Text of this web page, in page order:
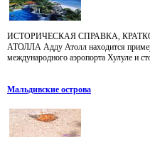
ИСТОРИЧЕСКАЯ СПРАВКА,
АТОЛЛА Адду Атолл находится
международного аэропорта Хулуле и
Мальдивские острова